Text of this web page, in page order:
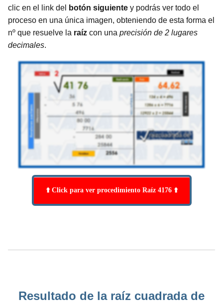
clic en el link del
botón siguiente y podrás ver todo el
proceso en una única imagen, obteniendo de esta forma el
nº que resuelve la raíz con una precisión de 2 lugares
decimales.
⬆️ Click para ver procedimiento Raíz 4176 ⬆️
Resultado de la raíz cuadrada de